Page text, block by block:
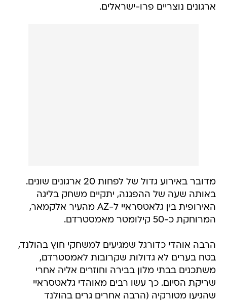
ארגונים נוצריים פרו-ישראלים.
מדובר באירוע גדול של לפחות 20 ארגונים שונים.
באותה שעה של ההפגנה, יתקיים משחק בליגה
האירופית בין גלאטסראיי ל-AZ מהעיר אלקמאר,
המרוחקת כ-50 קילומטר מאמסטרדם.
הרבה אוהדי כדורגל שמגיעים למשחקי חוץ בהולנד,
בטח בערים לא גדולות שקרובות לאמסטרדם,
משתכנים בבתי מלון בבירה וחוזרים אליה אחרי
שריקת הסיום. כך עשו רבים מאוהדי גלאטסראיי
שהגיעו מטורקיה (הרבה אחרים גרים בהולנד